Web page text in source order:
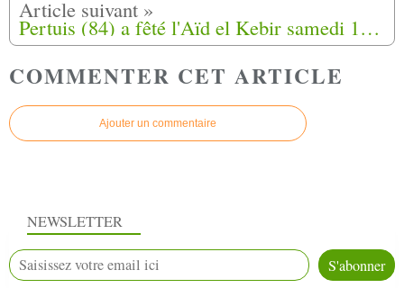
Pertuis (84) a fêté l'Aïd el Kebir samedi 11 octobre 2014
COMMENTER CET ARTICLE
Ajouter un commentaire
NEWSLETTER